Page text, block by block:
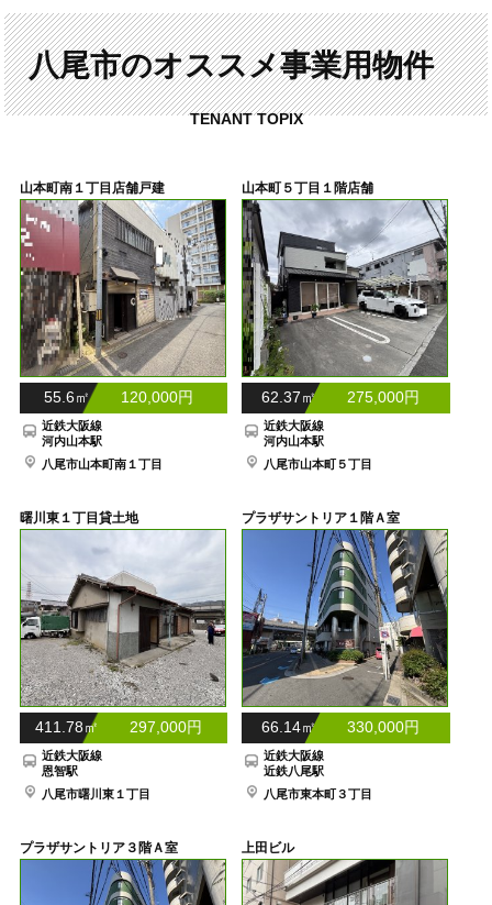
八尾市のオススメ事業用物件
TENANT TOPIX
山本町南１丁目店舗戸建
55.6㎡ 120,000円
近鉄大阪線
河内山本駅
八尾市山本町南１丁目
山本町５丁目１階店舗
62.37㎡ 275,000円
近鉄大阪線
河内山本駅
八尾市山本町５丁目
曙川東１丁目貸土地
411.78㎡ 297,000円
近鉄大阪線
恩智駅
八尾市曙川東１丁目
プラザサントリア１階Ａ室
66.14㎡ 330,000円
近鉄大阪線
近鉄八尾駅
八尾市東本町３丁目
プラザサントリア３階Ａ室 上田ビル